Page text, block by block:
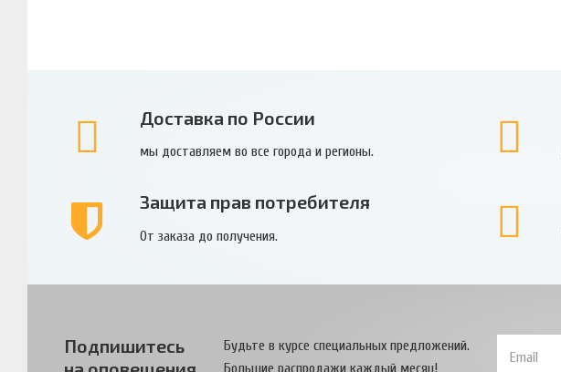
Доставка по России
мы доставляем во все города и регионы.
Защита прав потребителя
От заказа до получения.
Подпишитесь
Будьте в курсе специальных предложений.
Большие распродажи каждый месяц!